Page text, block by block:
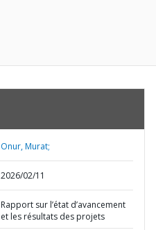
Onur, Murat;
2026/02/11
Rapport sur l’état d’avancement
et les résultats des projets